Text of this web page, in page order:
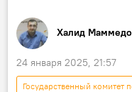
Халид
24 января 2025, 21:57
Государственный комитет